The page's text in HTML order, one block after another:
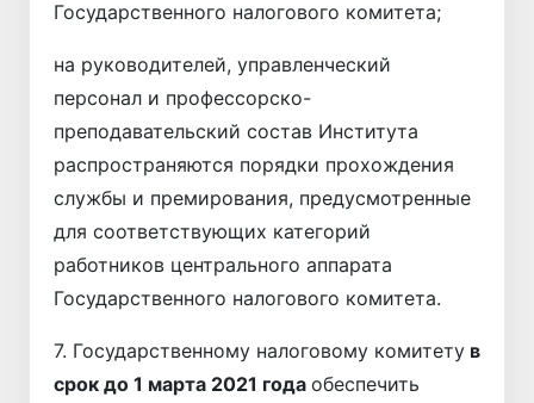
Государственного налогового комитета;
на руководителей, управленческий
персонал и профессорско-
преподавательский состав Института
распространяются порядки прохождения
службы и премирования, предусмотренные
для соответствующих категорий
работников центрального аппарата
Государственного налогового комитета.
7. Государственному налоговому комитету в
срок до 1 марта 2021 года обеспечить